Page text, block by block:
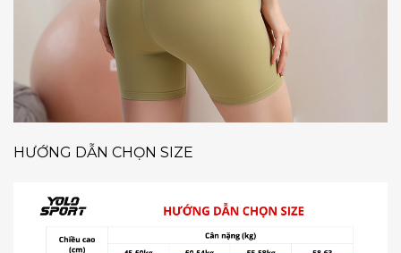
HƯỚNG DẪN CHỌN SIZE